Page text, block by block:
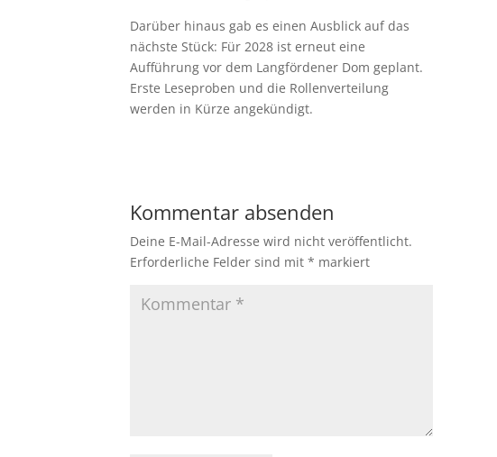
Darüber hinaus gab es einen Ausblick auf das
nächste Stück: Für 2028 ist erneut eine
Aufführung vor dem Langfördener Dom geplant.
Erste Leseproben und die Rollenverteilung
werden in Kürze angekündigt.
Kommentar absenden
Deine E-Mail-Adresse wird nicht veröffentlicht.
Erforderliche Felder sind mit* markiert